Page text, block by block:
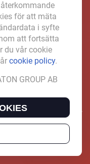
och
det lokala
samt
innehåll.
mediakoncernen
digitala
för att mäta
i syfte
att fortsätta
du vår cookie
cookie policy.
GROUP AB